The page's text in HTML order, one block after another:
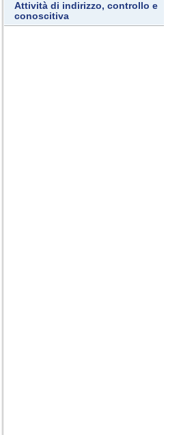
Attività di indirizzo, controllo e
conoscitiva